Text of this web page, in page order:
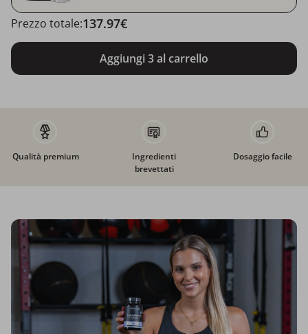
Aggiungi 3 al carrello
Prezzo totale:137.97€
Qualità premium
Ingredienti
brevettati
Dosaggio facile